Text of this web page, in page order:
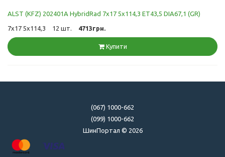
ALST (KFZ) 202401A HybridRad 7x17 5x114,3 ET43,5 DIA67,1 (GR)
7x17 5x114,3 12 шт. 4713грн.
Купити
(067) 1000-662
(099) 1000-662
ШинПортал © 2026